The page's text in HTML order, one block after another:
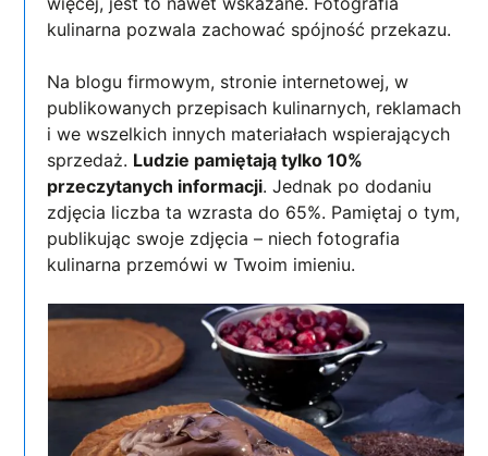
kulinarna pozwala zachować spójność przekazu.
Na blogu firmowym, stronie internetowej, w
publikowanych przepisach kulinarnych, reklamach
i we wszelkich innych materiałach wspierających
sprzedaż. Ludzie pamiętają tylko 10%
przeczytanych informacji. Jednak po dodaniu
zdjęcia liczba ta wzrasta do 65%. Pamiętaj o tym,
publikując swoje zdjęcia – niech fotografia
kulinarna przemówi w Twoim imieniu.